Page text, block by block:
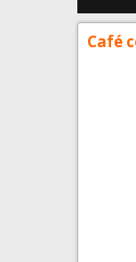
Café